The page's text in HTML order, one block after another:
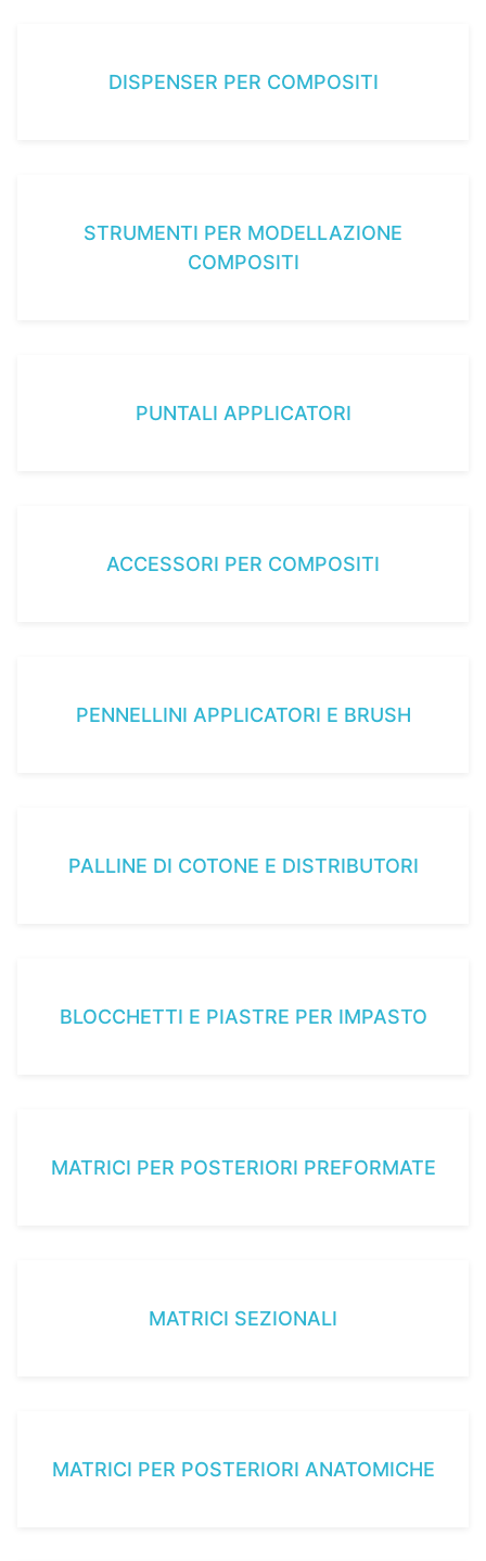
DISPENSER PER COMPOSITI
STRUMENTI PER MODELLAZIONE
COMPOSITI
PUNTALI APPLICATORI
ACCESSORI PER COMPOSITI
PENNELLINI APPLICATORI E BRUSH
PALLINE DI COTONE E DISTRIBUTORI
BLOCCHETTI E PIASTRE PER IMPASTO
MATRICI PER POSTERIORI PREFORMATE
MATRICI SEZIONALI
MATRICI PER POSTERIORI ANATOMICHE